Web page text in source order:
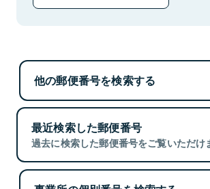
他の郵便番号を検索する
最近検索した郵便番号
過去に検索した郵便番号をご覧いただけ